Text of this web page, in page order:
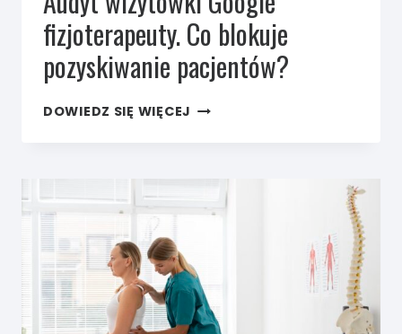
fizjoterapeuty. Co blokuje
pozyskiwanie pacjentów?
DOWIEDZ SIĘ WIĘCEJ AUDYT
CO BLOKUJE
POZYSKIWANIE
PACJENTÓW?